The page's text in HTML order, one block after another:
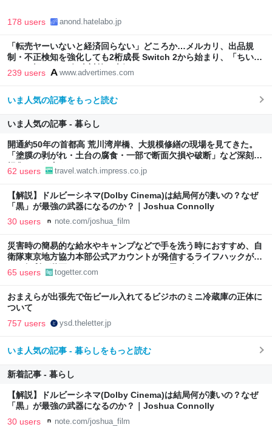
178 users anond.hatelabo.jp
「転売ヤーいないと経済回らない」どころか…メルカリ、出品規
制・不正検知を強化しても2桁成長 Switch 2から始まり、「ちいか
わ」で極まった“転売対策の本気”
239 users www.advertimes.com
いま人気の記事をもっと読む
いま人気の記事 - 暮らし
開通約50年の首都高 荒川湾岸橋、大規模修繕の現場を見てきた。
「塗膜の剥がれ・土台の腐食・一部で断面欠損や破断」など深刻な
損傷、どう直す？
62 users travel.watch.impress.co.jp
【解説】ドルビーシネマ(Dolby Cinema)は結局何が凄いの？なぜ
「黒」が最強の武器になるのか？｜Joshua Connolly
30 users note.com/joshua_film
災害時の簡易的な給水やキャンプなどで手を洗う時におすすめ、自
衛隊東京地方協力本部公式アカウントが発信するライフハックがか
なり便利…動画にはしっかりオチもついて思わずクスリ
65 users togetter.com
おまえらが出張先で缶ビール入れてるビジホのミニ冷蔵庫の正体に
ついて
757 users ysd.theletter.jp
いま人気の記事 - 暮らしをもっと読む
新着記事 - 暮らし
【解説】ドルビーシネマ(Dolby Cinema)は結局何が凄いの？なぜ
「黒」が最強の武器になるのか？｜Joshua Connolly
30 users note.com/joshua_film